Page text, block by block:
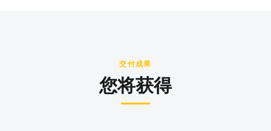
交付成果
您将获得